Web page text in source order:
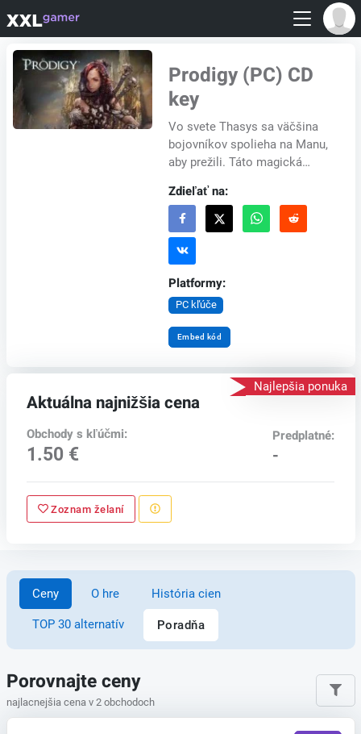
Prodigy (PC) CD
key
Vo svete Thasys sa väčšina
bojovníkov spolieha na Manu,
aby prežili. Táto magická
zničujú krajiny, pretože
magické byt...
Zdieľať na:
Platformy:
PC kľúče
Embed kód
Najlepšia ponuka
Aktuálna najnižšia cena
Obchody s kľúčmi:
1.50 €
Predplatné:
-
Zoznam želaní
Ceny O hre História cien
TOP 30 alternatív Poradňa
Porovnajte ceny
najlacnejšia cena v 2 obchodoch